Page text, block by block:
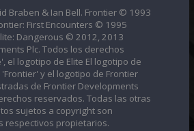
Braben & Ian Bell. Frontier © 1993
First Encounters © 1995
Dangerous © 2012, 2013
Plc. Todos los derechos
el logotipo de Elite El logotipo de
y el logotipo de Frontier
de Frontier Developments
reservados. Todas las otras
sujetos a copyright son
respectivos propietarios.